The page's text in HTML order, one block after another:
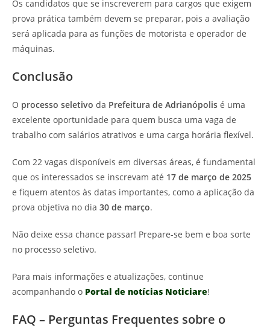
Os candidatos que se inscreverem para cargos que exigem
prova prática também devem se preparar, pois a avaliação
será aplicada para as funções de motorista e operador de
máquinas.
Conclusão
O processo seletivo da Prefeitura de Adrianópolis é uma
excelente oportunidade para quem busca uma vaga de
trabalho com salários atrativos e uma carga horária flexível.
Com 22 vagas disponíveis em diversas áreas, é fundamental
que os interessados se inscrevam até 17 de março de 2025
e fiquem atentos às datas importantes, como a aplicação da
prova objetiva no dia 30 de março.
Não deixe essa chance passar! Prepare-se bem e boa sorte
no processo seletivo.
Para mais informações e atualizações, continue
acompanhando o Portal de notícias Noticiare!
FAQ – Perguntas Frequentes sobre o